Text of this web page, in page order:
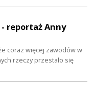
reportaż Anny
coraz więcej zawodów w
rzeczy przestało się